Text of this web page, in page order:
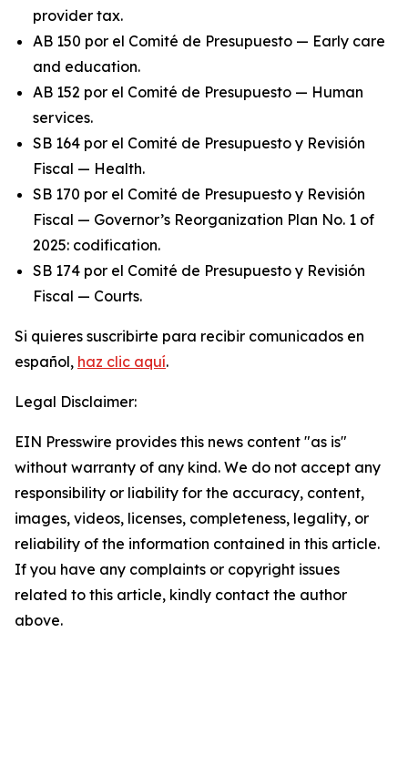
provider tax.
AB 150 por el Comité de Presupuesto — Early care
and education.
AB 152 por el Comité de Presupuesto — Human
services.
SB 164 por el Comité de Presupuesto y Revisión
Fiscal — Health.
SB 170 por el Comité de Presupuesto y Revisión
Fiscal — Governor’s Reorganization Plan No. 1 of
2025: codification.
SB 174 por el Comité de Presupuesto y Revisión
Fiscal — Courts.
Si quieres suscribirte para recibir comunicados en
español, haz clic aquí.
Legal Disclaimer:
EIN Presswire provides this news content "as is"
without warranty of any kind. We do not accept any
responsibility or liability for the accuracy, content,
images, videos, licenses, completeness, legality, or
reliability of the information contained in this article.
If you have any complaints or copyright issues
related to this article, kindly contact the author
above.